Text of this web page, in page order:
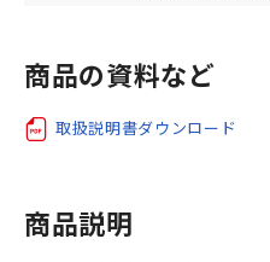
商品の資料など
取扱説明書ダウンロード
商品説明